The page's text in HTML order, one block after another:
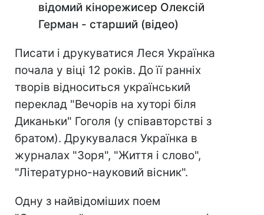
відомий кінорежисер Олексій
Герман - старший (відео)
Писати і друкуватися Леся Українка
почала у віці 12 років. До її ранніх
творів відноситься український
переклад "Вечорів на хуторі біля
Диканьки" Гоголя (у співавторстві з
братом). Друкувалася Українка в
журналах "Зоря", "Життя і слово",
"Літературно-науковий вісник".
Одну з найвідоміших поем